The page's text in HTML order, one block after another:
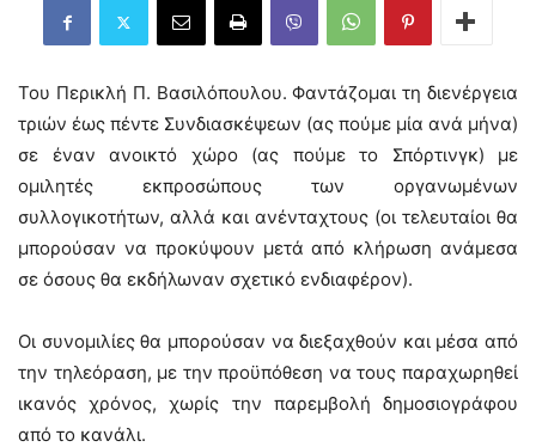
Του Περικλή Π. Βασιλόπουλου. Φαντάζομαι τη διενέργεια
τριών έως πέντε Συνδιασκέψεων (ας πούμε μία ανά μήνα)
σε έναν ανοικτό χώρο (ας πούμε το Σπόρτινγκ) με
ομιλητές εκπροσώπους των οργανωμένων
συλλογικοτήτων, αλλά και ανένταχτους (οι τελευταίοι θα
μπορούσαν να προκύψουν μετά από κλήρωση ανάμεσα
σε όσους θα εκδήλωναν σχετικό ενδιαφέρον).
Οι συνομιλίες θα μπορούσαν να διεξαχθούν και μέσα από
την τηλεόραση, με την προϋπόθεση να τους παραχωρηθεί
ικανός χρόνος, χωρίς την παρεμβολή δημοσιογράφου
από το κανάλι.